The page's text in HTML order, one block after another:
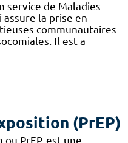
service de Maladies
la prise en
communautaires
Il est a
(PrEP)
PrEP, est une